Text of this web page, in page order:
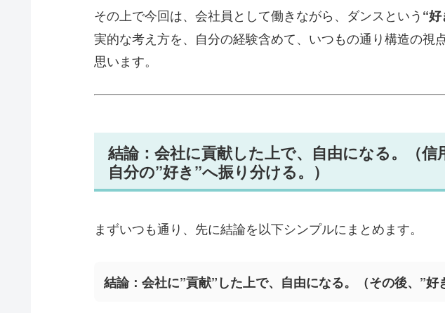
その上で今回は、会社員として働きながら、ダンスという“好
実的な考え方を、自分の経験含めて、いつもの通り構造の視
思います。
結論：会社に貢献した上で、自由になる。（信
自分の”好き”へ振り分ける。）
まずいつも通り、先に結論を以下シンプルにまとめます。
結論：会社に”貢献”した上で、自由になる。（その後、”好